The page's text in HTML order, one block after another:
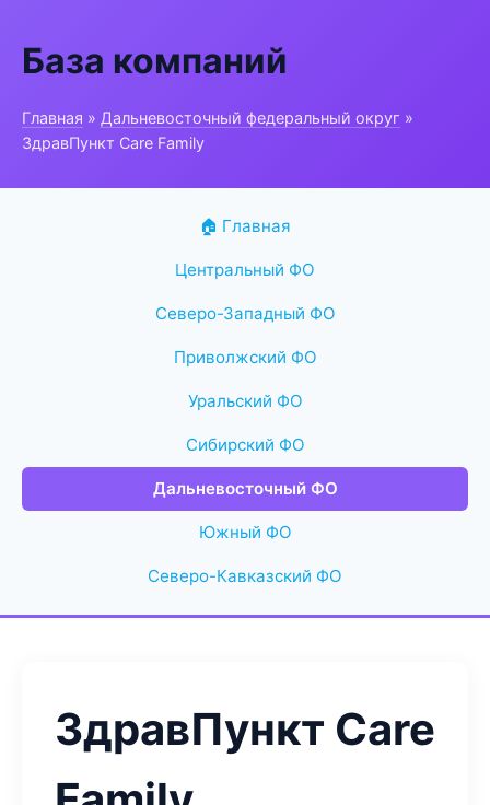
База компаний
Главная » Дальневосточный федеральный округ »
ЗдравПункт Care Family
🏠 Главная
Центральный ФО
Северо-Западный ФО
Приволжский ФО
Уральский ФО
Сибирский ФО
Дальневосточный ФО
Южный ФО
Северо-Кавказский ФО
ЗдравПункт Care